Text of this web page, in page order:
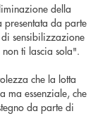
della
presentata da parte
sensibilizzazione
non ti lascia sola".
che la lotta
ma essenziale, che
da parte di